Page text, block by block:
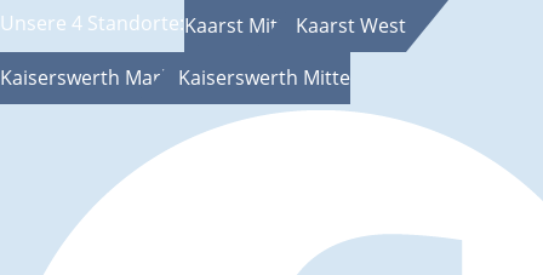
Unsere 4 Standorte:Kaarst Mitte Kaarst West
Kaiserswerth Markt Kaiserswerth Mitte